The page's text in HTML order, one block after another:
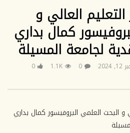
Watch Later
الجامعية
21:25
كلمة مدير جامعة المسيلة
بودلاعة خلال حفل اختتام
يوليو 2, 2025
العالي و
كمال بداري
لجامعة المسيلة
0
1.1K
0
و البحث العلمي البروفيسور كمال بداري